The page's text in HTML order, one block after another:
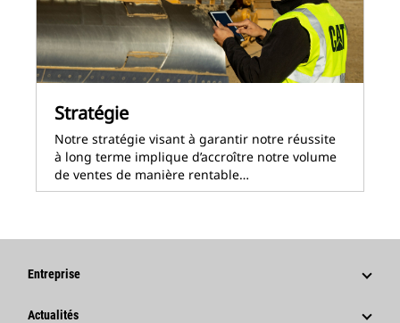
Stratégie
Notre stratégie visant à garantir notre réussite
à long terme implique d’accroître notre volume
de ventes de manière rentable…
Entreprise
Stratégie
Actualités